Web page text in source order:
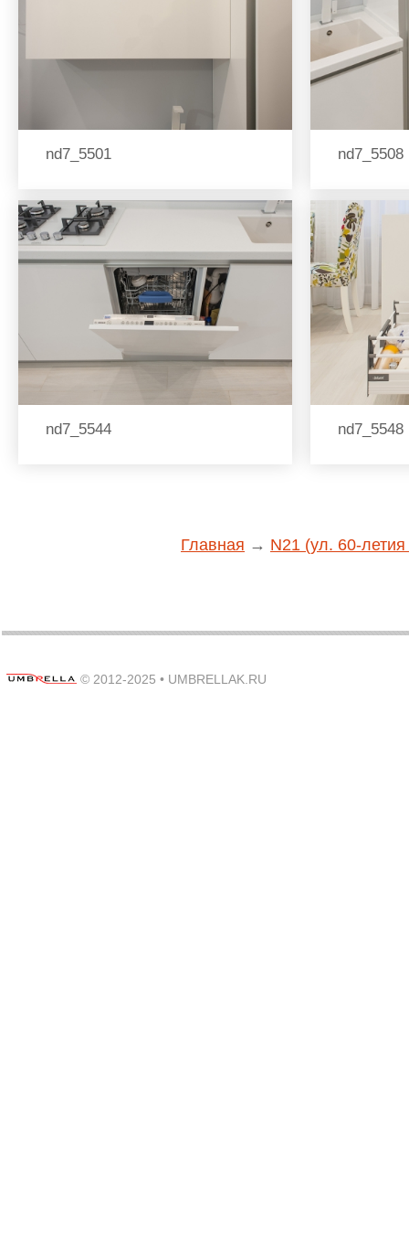
nd7_5501 nd7_5508
nd7_5544 nd7_5548
Главная → N21 (ул. 60-
© 2012-2025 • UMBRELLAK.RU